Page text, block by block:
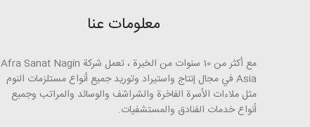
معلومات عنا
مع أكثر من 10 سنوات من الخبرة ، تعمل شركة Afra Sanat Nagin
Asia في مجال إنتاج واستيراد وتوريد جميع أنواع مستلزمات النوم
مثل ملاءات الأسرة الفاخرة والشراشف والوسائد والمراتب وجميع
أنواع خدمات الفنادق والمستشفيات.